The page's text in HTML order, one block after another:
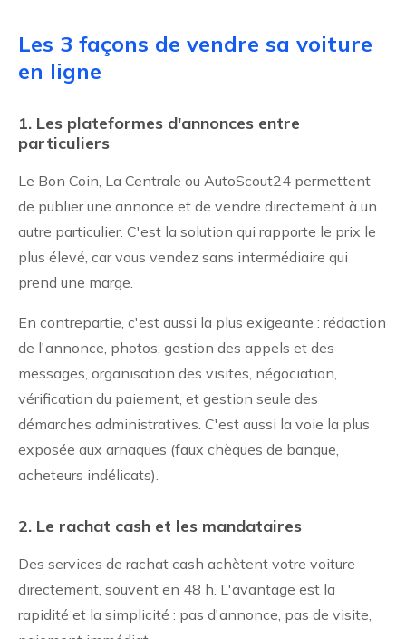
Les 3 façons de vendre sa voiture
en ligne
1. Les plateformes d'annonces entre
particuliers
Le Bon Coin, La Centrale ou AutoScout24 permettent
de publier une annonce et de vendre directement à un
autre particulier. C'est la solution qui rapporte le prix le
plus élevé, car vous vendez sans intermédiaire qui
prend une marge.
En contrepartie, c'est aussi la plus exigeante : rédaction
de l'annonce, photos, gestion des appels et des
messages, organisation des visites, négociation,
vérification du paiement, et gestion seule des
démarches administratives. C'est aussi la voie la plus
exposée aux arnaques (faux chèques de banque,
acheteurs indélicats).
2. Le rachat cash et les mandataires
Des services de rachat cash achètent votre voiture
directement, souvent en 48 h. L'avantage est la
rapidité et la simplicité : pas d'annonce, pas de visite,